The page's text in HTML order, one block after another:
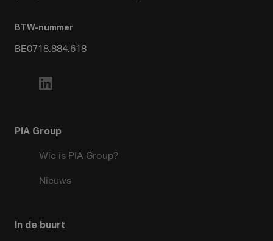
BTW-nummer
BE0718.884.618
PIA Group
Wie is PIA Group?
Nieuws
In de buurt